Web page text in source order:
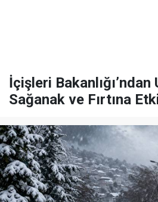
İçişleri Bakanlığı’ndan
Sağanak ve Fırtına